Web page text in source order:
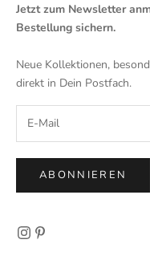
Jetzt zum Newsletter
Bestellung sichern.
Neue Kollektionen,
direkt in Dein Postfach.
ABONNIEREN